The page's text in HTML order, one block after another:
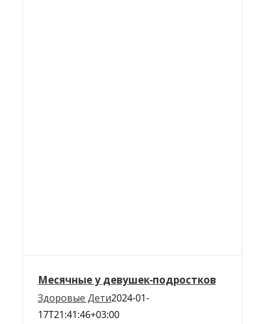
Месячные у девушек-подростков
Здоровые Дети2024-01-
17T21:41:46+03:00